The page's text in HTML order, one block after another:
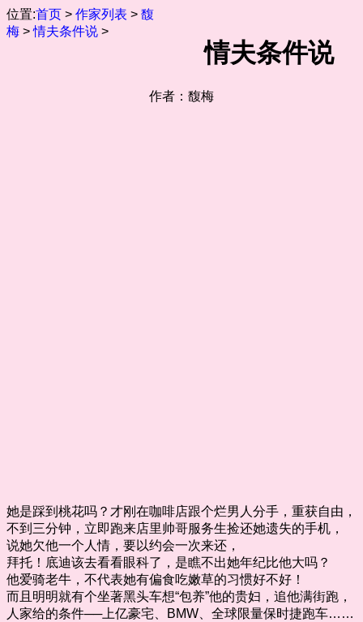
位置:首页 > 作家列表 > 馥
梅 >情夫条件说 >
情夫条件说
作者：馥梅
她是踩到桃花吗？才刚在咖啡店跟个烂男人分手，重获自由，
不到三分钟，立即跑来店里帅哥服务生捡还她遗失的手机，
说她欠他一个人情，要以约会一次来还，
拜托！底迪该去看看眼科了，是瞧不出她年纪比他大吗？
他爱骑老牛，不代表她有偏食吃嫩草的习惯好不好！
而且明明就有个坐著黑头车想“包养”他的贵妇，追他满街跑，
人家给的条件──上亿豪宅、BMW、全球限量保时捷跑车……